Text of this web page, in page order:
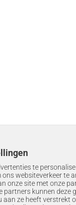
te
websiteverkeer te
onze site met onze
partners kunnen deze
ze heeft verstrekt